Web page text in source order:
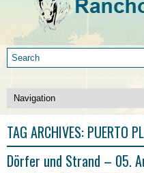
TAG ARCHIVES: PUERTO
Dörfer und Strand – 05.